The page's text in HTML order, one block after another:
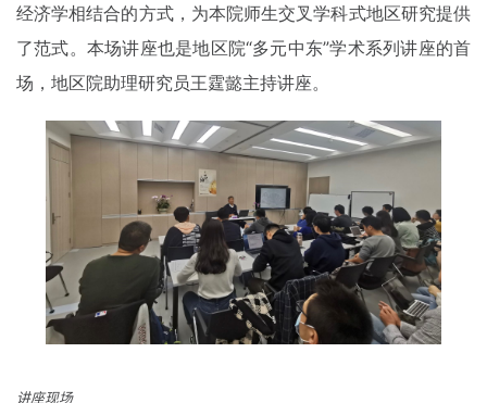
经济学相结合的方式，为本院师生交叉学科式地区研究提供
了范式。本场讲座也是地区院“多元中东”学术系列讲座的首
场，地区院助理研究员王霆懿主持讲座。
讲座现场